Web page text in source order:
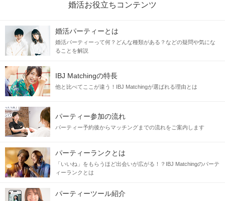
婚活お役立ちコンテンツ
婚活パーティーとは
婚活パーティーって何？どんな種類がある？などの疑問や気にな
ることを解説
IBJ Matchingの特長
他と比べてここが違う！IBJ Matchingが選ばれる理由とは
パーティー参加の流れ
パーティー予約後からマッチングまでの流れをご案内します
パーティーランクとは
「いいね」をもらうほど出会いが広がる！？IBJ Matchingのパーテ
ィーランクとは
パーティーツール紹介